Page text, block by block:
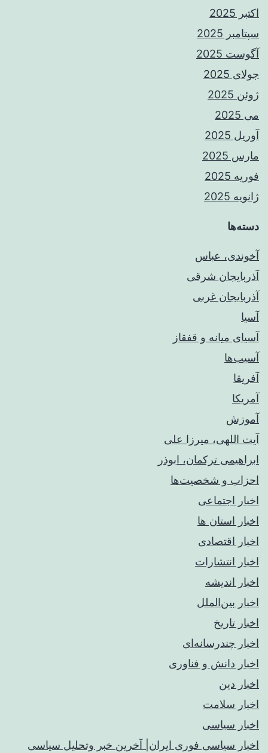
اکتبر 2025
سپتامبر 2025
آگوست 2025
جولای 2025
ژوئن 2025
می 2025
آوریل 2025
مارس 2025
فوریه 2025
ژانویه 2025
دسته‌ها
آخوندی، عباس
آذربایجان شرقی
آذربایجان غربی
آسیا
آسیای میانه و قفقاز
آسیب‌ها
آفریقا
آمریکا
آموزش
آیت اللهی، میرزا علی
ابراهیمی ترکمان، ابوذر
احزاب و شخصیت‌ها
اخبار اجتماعی
اخبار استان ها
اخبار اقتصادی
اخبار انتشارات
اخبار اندیشه
اخبار بین‌الملل
اخبار تاریخ
اخبار چندرسانه‌ای
اخبار دانش و فناوری
اخبار دین
اخبار سلامت
اخبار سیاسی
اخبار سیاسی فوری ایران| آخرین خبر وتحلیل سیاسی